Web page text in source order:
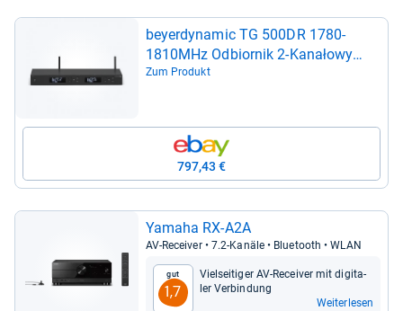
beyerdy­na­mic TG 500DR 1780-​
1810MHz Odbior­nik 2-​Kanałowy
Diver­sity, 4010118712364
Zum Produkt
797,43 €
Yamaha RX-​A2A
AV-​Recei­ver • 7.2-​Kanäle • Blue­tooth • WLAN
Gut
1,7
Viel­sei­ti­ger AV-​Recei­ver mit digi­ta­
ler Ver­bin­dung
Weiterlesen